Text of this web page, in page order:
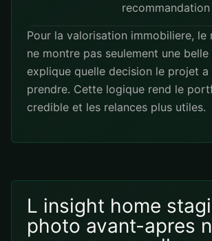
recommandation
Pour la valorisation immobiliere, le
ne montre pas seulement une belle
explique quelle decision le projet a
prendre. Cette logique rend le
credible et les relances plus utiles.
L insight home
photo avant-apres